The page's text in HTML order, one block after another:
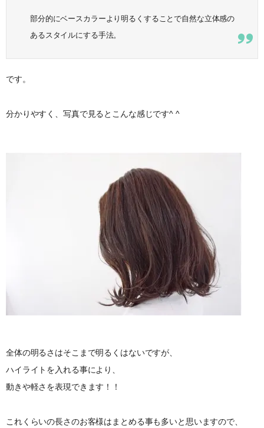
部分的にベースカラーより明るくすることで自然な立体感の
あるスタイルにする手法。
です。
分かりやすく、写真で見るとこんな感じです^ ^
全体の明るさはそこまで明るくはないですが、
ハイライトを入れる事により、
動きや軽さを表現できます！！
これくらいの長さのお客様はまとめる事も多いと思いますので、